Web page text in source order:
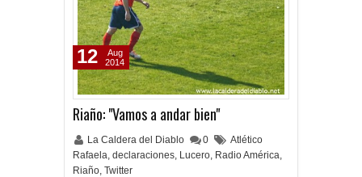
Riaño: "Vamos a andar bien"
La Caldera del Diablo 0
Atlético
Rafaela, declaraciones, Lucero, Radio América,
Riaño, Twitter
12
Aug
2014